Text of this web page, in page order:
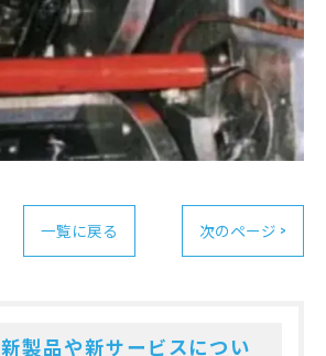
一覧に戻る 次のページ >
新製品や新サービスについ